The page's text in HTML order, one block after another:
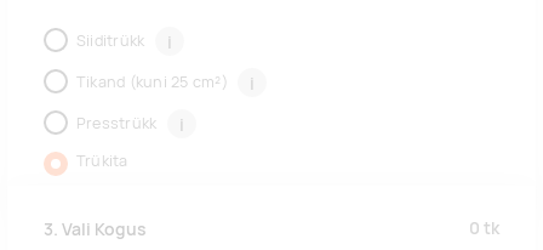
Siiditrükk i
Tikand (kuni 25 cm²) i
Presstrükk i
Trükita
3. Vali Kogus 0 tk